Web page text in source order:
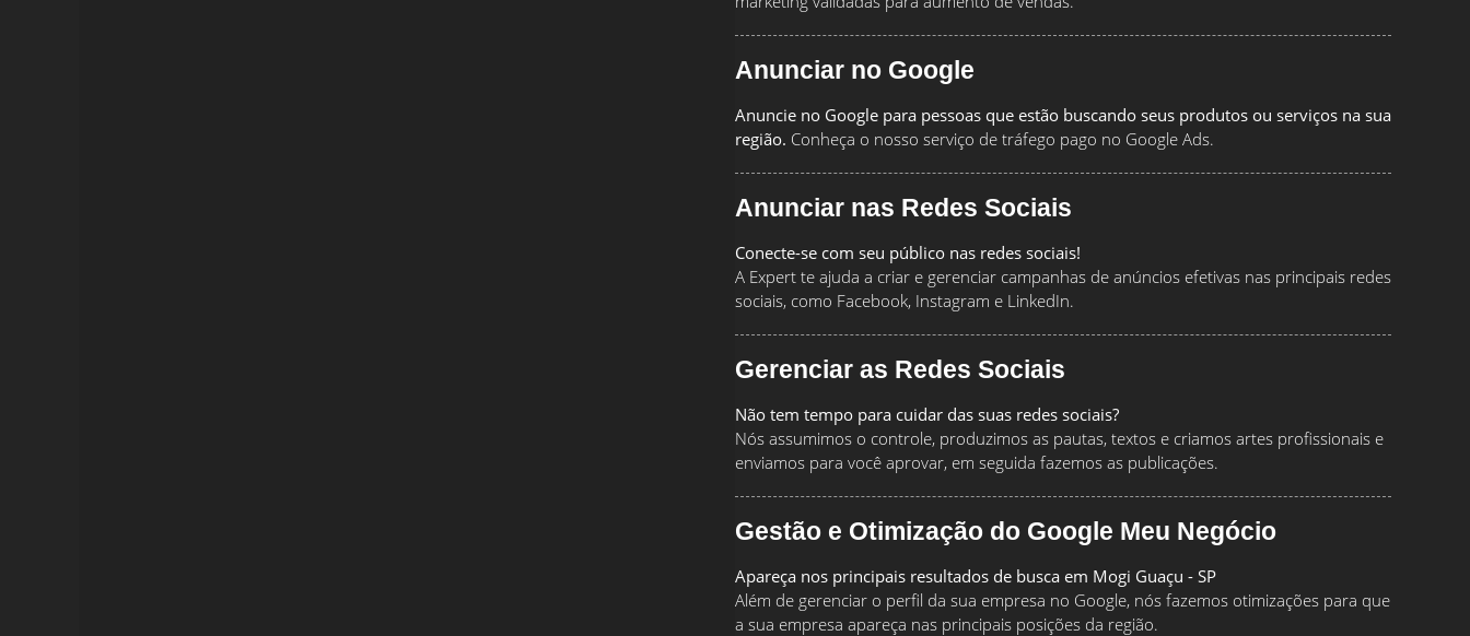
Anunciar no Google
Anuncie no Google para pessoas que estão buscando seus produtos ou serviços na sua
região. Conheça o nosso serviço de tráfego pago no Google Ads.
Anunciar nas Redes Sociais
Conecte-se com seu público nas redes sociais!
A Expert te ajuda a criar e gerenciar campanhas de anúncios efetivas nas principais redes
sociais, como Facebook, Instagram e LinkedIn.
Gerenciar as Redes Sociais
Não tem tempo para cuidar das suas redes sociais?
Nós assumimos o controle, produzimos as pautas, textos e criamos artes profissionais e
enviamos para você aprovar, em seguida fazemos as publicações.
Gestão e Otimização do Google Meu Negócio
Apareça nos principais resultados de busca em Mogi Guaçu - SP
Além de gerenciar o perfil da sua empresa no Google, nós fazemos otimizações para que
a sua empresa apareça nas principais posições da região.